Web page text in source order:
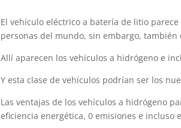
El vehículo eléctrico a batería de litio
personas del mundo, sin embargo,
Allí aparecen los vehículos a hidrógeno e
Y esta clase de vehículos podrían ser los
Las ventajas de los vehículos a hidrógeno
eficiencia energética, 0 emisiones e incluso